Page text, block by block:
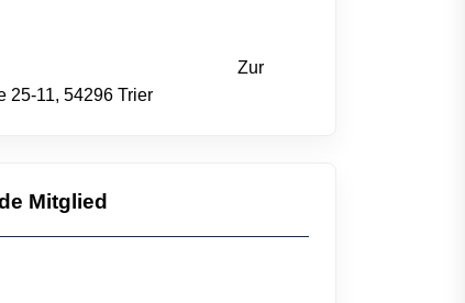
Zur
25-11, 54296 Trier
Mitglied